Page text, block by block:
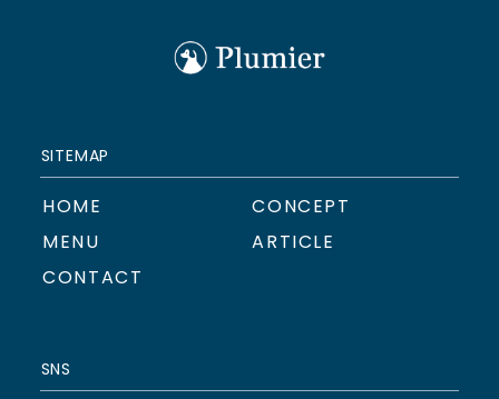
SITEMAP
HOME
CONCEPT
MENU
ARTICLE
CONTACT
SNS